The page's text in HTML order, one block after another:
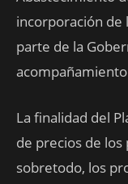
incorporación de
parte de la
La finalidad del
de precios de
sobretodo, los